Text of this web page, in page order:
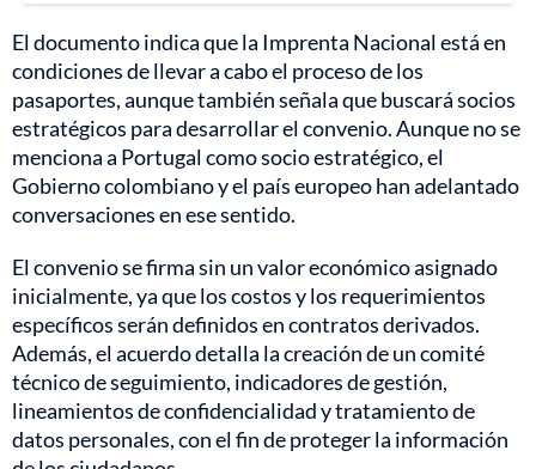
El documento indica que la Imprenta Nacional está en
condiciones de llevar a cabo el proceso de los
pasaportes, aunque también señala que buscará socios
estratégicos para desarrollar el convenio. Aunque no se
menciona a Portugal como socio estratégico, el
Gobierno colombiano y el país europeo han adelantado
conversaciones en ese sentido.
El convenio se firma sin un valor económico asignado
inicialmente, ya que los costos y los requerimientos
específicos serán definidos en contratos derivados.
Además, el acuerdo detalla la creación de un comité
técnico de seguimiento, indicadores de gestión,
lineamientos de confidencialidad y tratamiento de
datos personales, con el fin de proteger la información